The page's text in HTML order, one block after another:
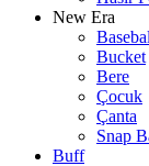
New Era
Bucket
Bere
Çocuk
Çanta
Snap
Buff